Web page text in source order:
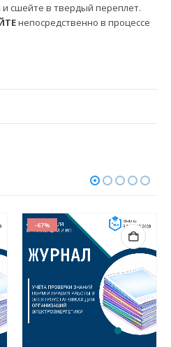
сшейте в твердый переплет.
непосредственно в процессе
-67%